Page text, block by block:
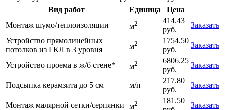
Вид работ
Единица
Цена
Монтаж шумо/теплоизоляции
м2
414.43
руб.
Заказать
Устройство прямолинейных
потолков из ГКЛ в 3 уровня
м2
1754.50
руб.
Заказать
Устройство проема в ж/б стене* м2
6806.25
руб.
Заказать
Подсыпка керамзита до 5 см м/п
217.80
руб.
Заказать
Монтаж малярной сетки/серпянки м2
181.50
Заказать